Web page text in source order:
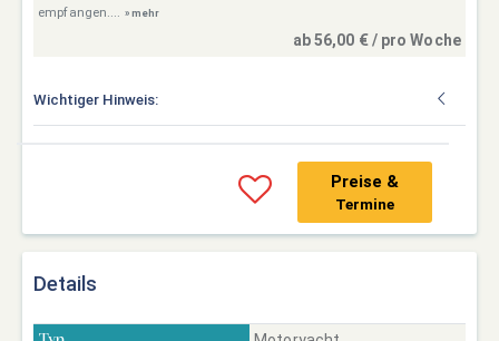
empfangen.... » mehr
ab 56,00 € / pro Woche
Wichtiger Hinweis:
Preise &
Termine
Details